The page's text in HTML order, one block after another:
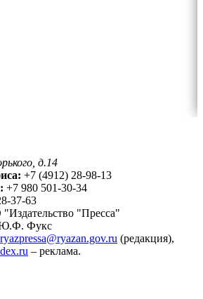
д.14
+7 (4912) 28-98-13
+7 980 501-30-34
37-63
"Пресса"
Фукс
ryazpressa@ryazan.gov.ru (редакция),
– реклама.